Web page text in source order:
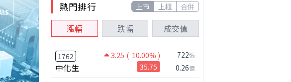
熱門排行 上市 上櫃 合併
漲幅 跌幅 成交值
1762 3.25 ( 10.00% )
中化生 35.75
722張
0.26億